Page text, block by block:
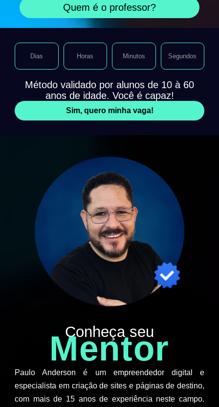
Quem é o professor?
Método validado por alunos de 10 à 60
anos de idade. Você é capaz!
Sim, quero minha vaga!
Dias Horas Minutos Segundos
Conheça seu
Mentor
Paulo Anderson é um empreendedor digital e
especialista em criação de sites e páginas de destino,
com mais de 15 anos de experiência neste campo.